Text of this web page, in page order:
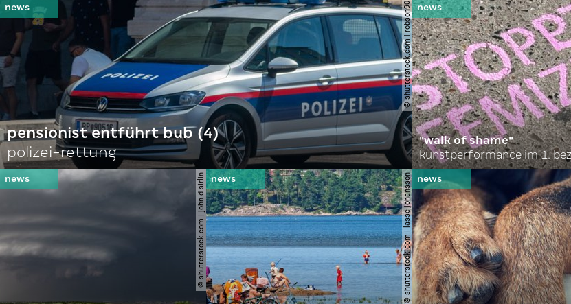
© shutterstock.com | robson90
pensionist entführt bub (4)
polizei-rettung
"walk of shame"
kunstperformance im 1.
© shutterstock.com | john d sirlin © shutterstock.com | lasse johansson